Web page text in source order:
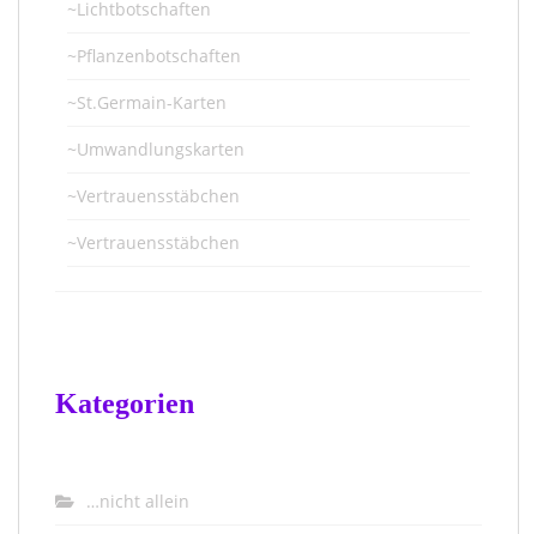
~Lichtbotschaften
~Pflanzenbotschaften
~St.Germain-Karten
~Umwandlungskarten
~Vertrauensstäbchen
~Vertrauensstäbchen
Kategorien
…nicht allein